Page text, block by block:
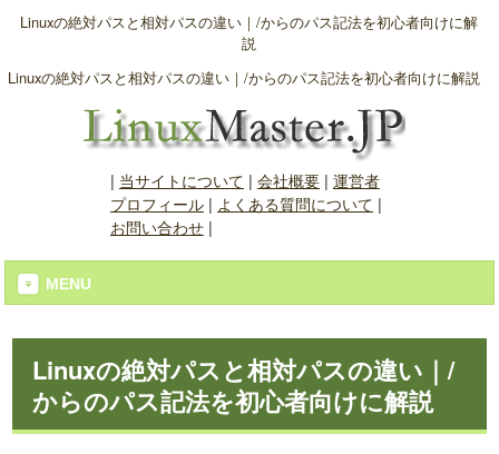
Linuxの絶対パスと相対パスの違い｜/からのパス記法を初心者向けに解
説
Linuxの絶対パスと相対パスの違い｜/からのパス記法を初心者向けに解説
| 当サイトについて | 会社概要| 運営者
プロフィール| よくある質問について |
お問い合わせ|
MENU
Linuxの絶対パスと相対パスの違い｜/
からのパス記法を初心者向けに解説